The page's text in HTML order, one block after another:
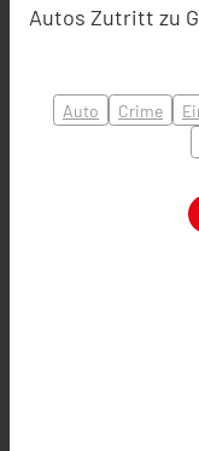
Autos Zutritt zu
Auto Crime